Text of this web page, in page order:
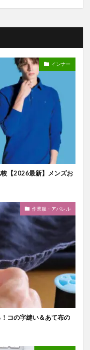
インナー
【2026最新】メンズお
作業服・アパレル
コの字縫い＆あて布の